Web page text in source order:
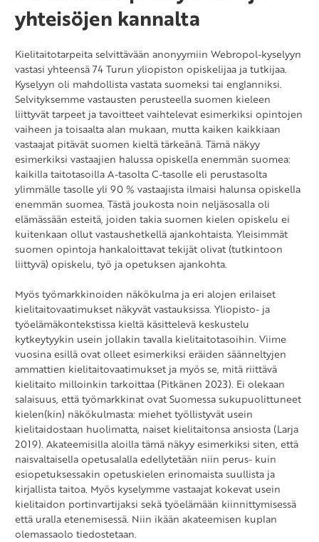
yhteisöjen kannalta
Kielitaitotarpeita selvittävään anonyymiin Webropol-kyselyyn
vastasi yhteensä 74 Turun yliopiston opiskelijaa ja tutkijaa.
Kyselyyn oli mahdollista vastata suomeksi tai englanniksi.
Selvityksemme vastausten perusteella suomen kieleen
liittyvät tarpeet ja tavoitteet vaihtelevat esimerkiksi opintojen
vaiheen ja toisaalta alan mukaan, mutta kaiken kaikkiaan
vastaajat pitävät suomen kieltä tärkeänä. Tämä näkyy
esimerkiksi vastaajien halussa opiskella enemmän suomea:
kaikilla taitotasoilla A-tasolta C-tasolle eli perustasolta
ylimmälle tasolle yli 90 % vastaajista ilmaisi halunsa opiskella
enemmän suomea. Tästä joukosta noin neljäsosalla oli
elämässään esteitä, joiden takia suomen kielen opiskelu ei
kuitenkaan ollut vastaushetkellä ajankohtaista. Yleisimmät
suomen opintoja hankaloittavat tekijät olivat (tutkintoon
liittyvä) opiskelu, työ ja opetuksen ajankohta.
Myös työmarkkinoiden näkökulma ja eri alojen erilaiset
kielitaitovaatimukset näkyvät vastauksissa. Yliopisto- ja
työelämäkontekstissa kieltä käsittelevä keskustelu
kytkeytyykin usein jollakin tavalla kielitaitotasoihin. Viime
vuosina esillä ovat olleet esimerkiksi eräiden säänneltyjen
ammattien kielitaitovaatimukset ja myös se, mitä riittävä
kielitaito milloinkin tarkoittaa (Pitkänen 2023). Ei olekaan
salaisuus, että työmarkkinat ovat Suomessa sukupuolittuneet
kielen(kin) näkökulmasta: miehet työllistyvät usein
kielitaidostaan huolimatta, naiset kielitaitonsa ansiosta (Larja
2019). Akateemisilla aloilla tämä näkyy esimerkiksi siten, että
naisvaltaisella opetusalalla edellytetään niin perus- kuin
esiopetuksessakin opetuskielen erinomaista suullista ja
kirjallista taitoa. Myös kyselymme vastaajat kokevat usein
kielitaidon portinvartijaksi sekä työelämään kiinnittymisessä
että uralla etenemisessä. Niin ikään akateemisen kuplan
olemassaolo tiedostetaan.